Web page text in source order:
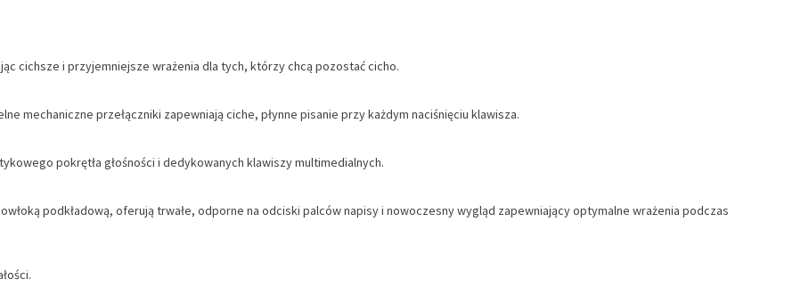
cichsze i przyjemniejsze wrażenia dla tych, którzy chcą pozostać cicho.
mechaniczne przełączniki zapewniają ciche, płynne pisanie przy każdym naciśnięciu klawisza.
pokrętła głośności i dedykowanych klawiszy multimedialnych.
podkładową, oferują trwałe, odporne na odciski palców napisy i nowoczesny wygląd zapewniający optymalne wrażenia podczas